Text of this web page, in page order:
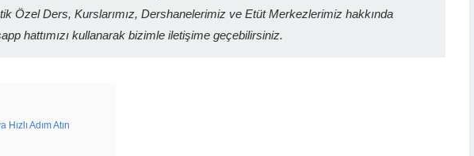
Özel Ders, Kurslarımız, Dershanelerimiz ve Etüt Merkezlerimiz hakkında
hattımızı kullanarak bizimle iletişime geçebilirsiniz.
Adım Atın